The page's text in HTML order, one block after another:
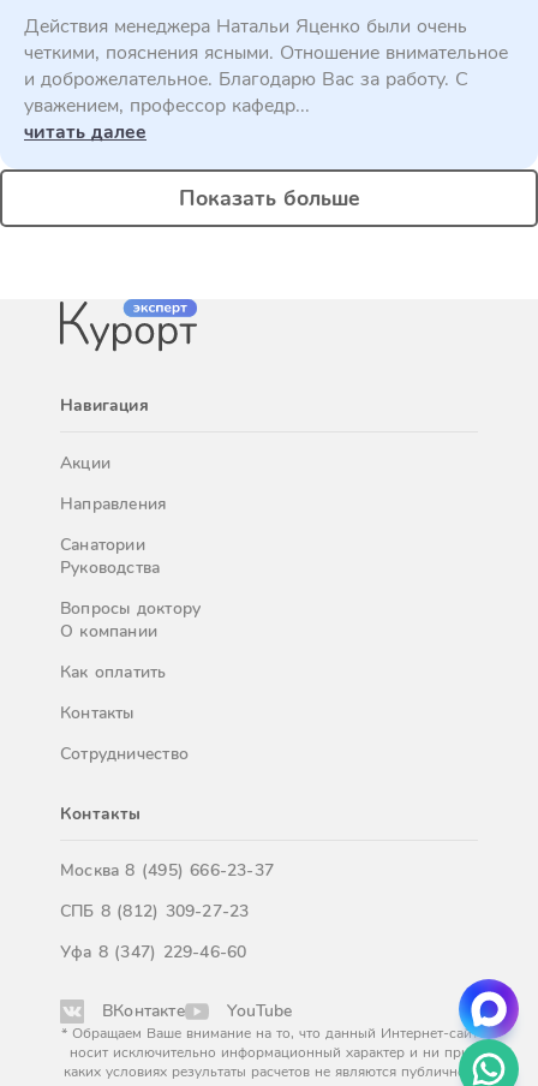
Действия менеджера Натальи Яценко были очень
четкими, пояснения ясными. Отношение внимательное
и доброжелательное. Благодарю Вас за работу. С
уважением, профессор кафедр...
читать далее
Показать больше
Навигация
Акции
Направления
Санатории
Руководства
Вопросы доктору
О компании
Как оплатить
Контакты
Сотрудничество
Контакты
Москва8 (495) 666-23-37
СПБ 8 (812) 309-27-23
Уфа 8 (347) 229-46-60
ВКонтакте YouTube
* Обращаем Ваше внимание на то, что данный Интернет-сайт
носит исключительно информационный характер и ни при
каких условиях результаты расчетов не являются публичной